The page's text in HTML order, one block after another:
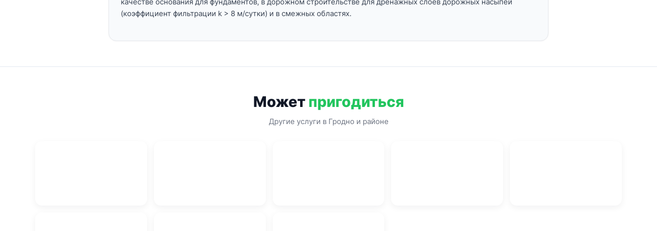
(коэффициент фильтрации k > 8 м/сутки) и в смежных областях.
Можетпригодиться
Другие услуги в Гродно и районе